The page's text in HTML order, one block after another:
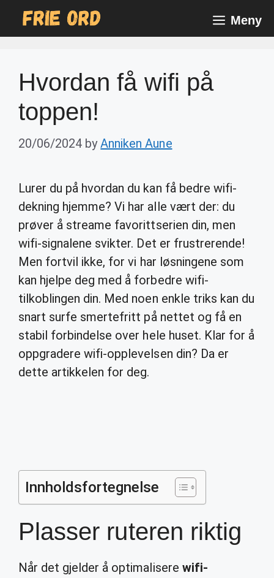
Meny
Hvordan få wifi på
toppen!
20/06/2024 byAnniken Aune
Lurer du på hvordan du kan få bedre wifi-
dekning hjemme? Vi har alle vært der: du
prøver å streame favorittserien din, men
wifi-signalene svikter. Det er frustrerende!
Men fortvil ikke, for vi har løsningene som
kan hjelpe deg med å forbedre wifi-
tilkoblingen din. Med noen enkle triks kan du
snart surfe smertefritt på nettet og få en
stabil forbindelse over hele huset. Klar for å
oppgradere wifi-opplevelsen din? Da er
dette artikkelen for deg.
Innholdsfortegnelse
Plasser ruteren riktig
Når det gjelder å optimalisere wifi-